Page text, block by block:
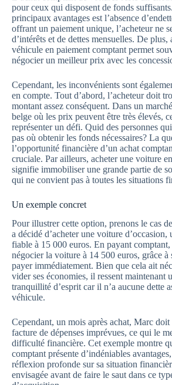
pour ceux qui disposent de fonds
principaux avantages est l’absence
offrant un paiement unique, l’acheteur ne
d’intérêts et de dettes mensuelles. De plus,
véhicule en paiement comptant permet
négocier un meilleur prix avec les
Cependant, les inconvénients sont
en compte. Tout d’abord, l’acheteur doit
montant assez conséquent. Dans un
belge où les prix peuvent être très élevés,
représenter un défi. Quid des personnes
pas où obtenir les fonds nécessaires? La
l’opportunité financière d’un achat
cruciale. Par ailleurs, acheter une voiture
signifie immobiliser une grande partie de
qui ne convient pas à toutes les situations
Un exemple concret
Pour illustrer cette option, prenons le cas
a décidé d’acheter une voiture d’occasion,
fiable à 15 000 euros. En payant
négocier la voiture à 14 500 euros, grâce à
payer immédiatement. Bien que cela ait
vider ses économies, il ressent maintenant
tranquillité d’esprit car il n’a aucune dette
véhicule.
Cependant, un mois après achat, Marc
facture de dépenses imprévues, ce qui le
difficulté financière. Cet exemple montre
comptant présente d’indéniables
réflexion profonde sur sa situation
envisagée avant de faire le saut dans ce